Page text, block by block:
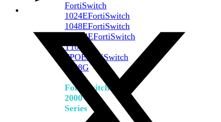
FortiSwitch
1024EFortiSwitch
1048EFortiSwitch
T1024EFortiSwitch
T1024F-
FPOEFortiSwitch
1048G
FortiSwitch
2000
Series